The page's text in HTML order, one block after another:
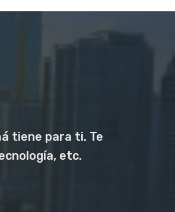
tiene para ti. Te
etc.